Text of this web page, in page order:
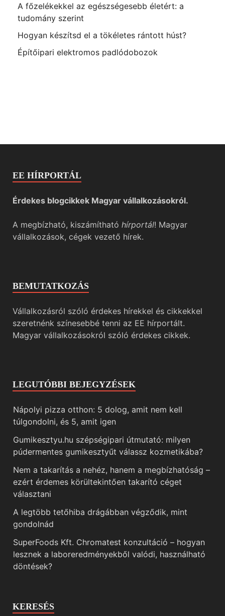
A főzelékekkel az egészségesebb életért: a
tudomány szerint
Hogyan készítsd el a tökéletes rántott húst?
Építőipari elektromos padlódobozok
EE HÍRPORTÁL
Érdekes blogcikkek Magyar vállalkozásokról.
A megbízható, kiszámítható hírportál! Magyar
vállalkozások, cégek vezető hírek.
BEMUTATKOZÁS
Vállalkozásról szóló érdekes hírekkel és cikkekkel
szeretnénk színesebbé tenni az EE hírportált.
Magyar vállalkozásokról szóló érdekes cikkek.
LEGUTÓBBI BEJEGYZÉSEK
Nápolyi pizza otthon: 5 dolog, amit nem kell
túlgondolni, és 5, amit igen
Gumikesztyu.hu szépségipari útmutató: milyen
púdermentes gumikesztyűt válassz kozmetikába?
Nem a takarítás a nehéz, hanem a megbízhatóság –
ezért érdemes körültekintően takarító céget
választani
A legtöbb tetőhiba drágábban végződik, mint
gondolnád
SuperFoods Kft. Chromatest konzultáció – hogyan
lesznek a laboreredményekből valódi, használható
döntések?
KERESÉS